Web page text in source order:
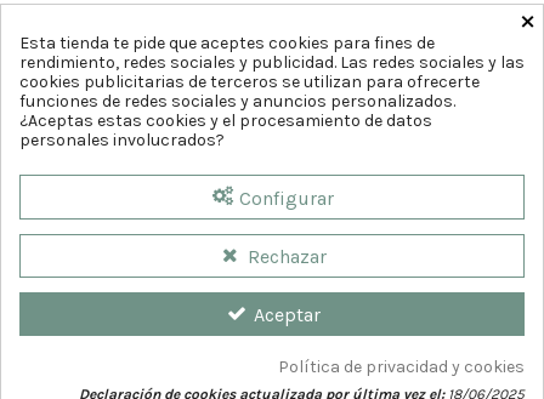
×
Esta tienda te pide que aceptes cookies para fines de
rendimiento, redes sociales y publicidad. Las redes sociales y las
cookies publicitarias de terceros se utilizan para ofrecerte
funciones de redes sociales y anuncios personalizados.
¿Aceptas estas cookies y el procesamiento de datos
personales involucrados?
Configurar
Rechazar
Aceptar
Política de privacidad y cookies
Declaración de cookies actualizada por última vez el:18/06/2025